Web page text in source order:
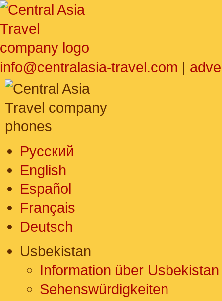
info@centralasia-travel.com |
Русский
English
Español
Français
Deutsch
Usbekistan
Information über Usbekistan
Sehenswürdigkeiten